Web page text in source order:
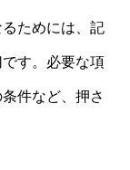
ためには、記
す。必要な項
件など、押さ